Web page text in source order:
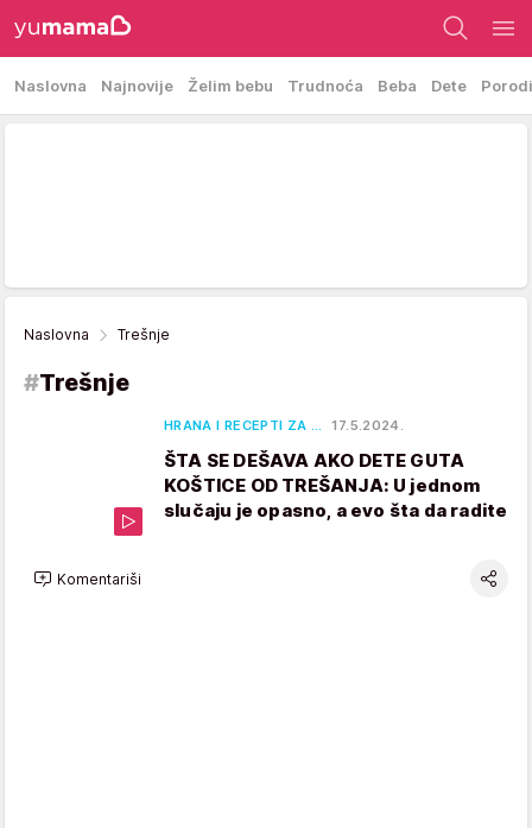
Naslovna Najnovije Želim bebu Trudnoća Beba Dete
Naslovna Trešnje
#Trešnje
HRANA I RECEPTI ZA … 17.5.2024.
ŠTA SE DEŠAVA AKO DETE GUTA
KOŠTICE OD TREŠANJA: U jednom
slučaju je opasno, a evo šta da radite
Komentariši